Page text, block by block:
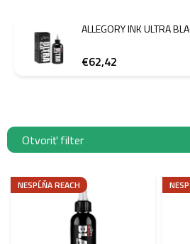
ALLEGORY INK ULTRA
€62,42
Otvoriť filter
V
ý NESPĹŇA REACH